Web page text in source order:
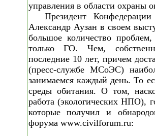
управления в области охраны
Президент
Александр Аузан в своем
большое количество
только ГО. Чем,
последние 10 лет, причем
(пресс-службе МСоЭС)
занимаемся каждый день. То
среды обитания. О том,
работа (экологических НПО),
которые получил и
форума www.civilforum.ru: